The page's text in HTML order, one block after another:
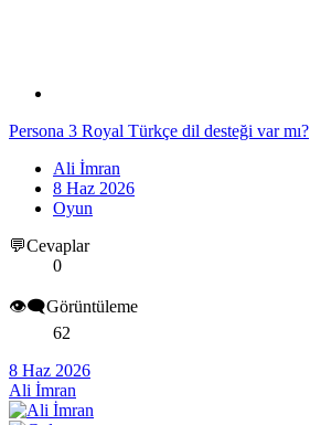
Persona 3 Royal Türkçe dil desteği var mı?
Ali İmran
8 Haz 2026
Oyun
💬Cevaplar
0
👁️‍🗨️Görüntüleme
62
8 Haz 2026
Ali İmran